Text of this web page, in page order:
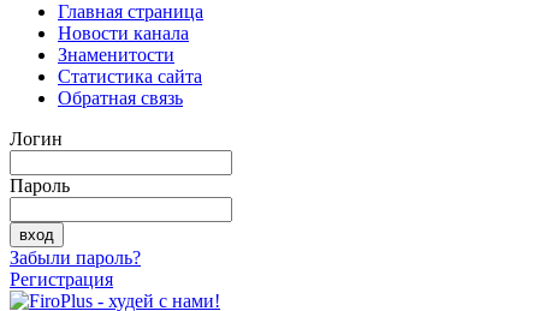
Главная страница
Новости канала
Знаменитости
Статистика сайта
Обратная связь
Логин
Пароль
Забыли пароль?
Регистрация